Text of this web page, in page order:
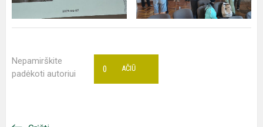
Nepamirškite
padėkoti autoriui
AČIŪ
0